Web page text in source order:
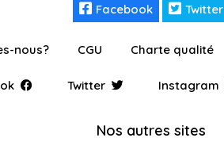
Facebook Twitter
nous? CGU Charte qualité
Twitter Instagram
Nos autres sites